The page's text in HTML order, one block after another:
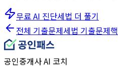
무료 AI 진단세법 더 풀기
전체 기출문제세법 기출문제
공인중개사 AI 코치